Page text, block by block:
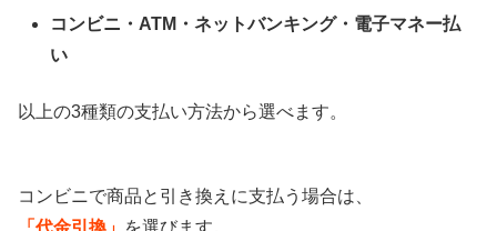
コンビニ・ATM・ネットバンキング・電子マネー払
い
以上の3種類の支払い方法から選べます。
コンビニで商品と引き換えに支払う場合は、
「代金引換」 を選びます。